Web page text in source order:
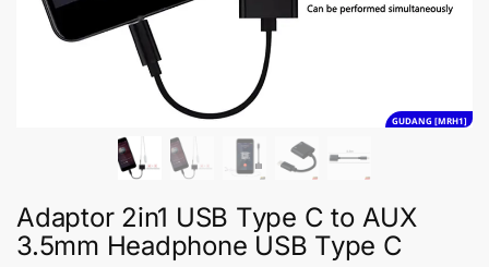
GUDANG [MRH1]
Adaptor 2in1 USB Type C to AUX
3.5mm Headphone USB Type C